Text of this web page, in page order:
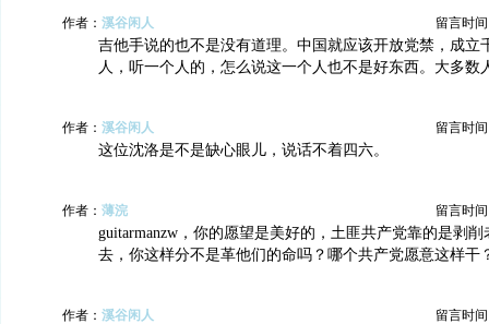
作者： 溪谷闲人 留言时间
吉他手说的也不是没有道理。中国就应该开放党禁，成立
人，听一个人的，怎么说这一个人也不是好东西。大多数
作者： 溪谷闲人 留言时间
这位沈洛是不是缺心眼儿，说话不着四六。
作者： 薄浣 留言时间
guitarmanzw，你的愿望是美好的，土匪共产党靠的是剥
去，你这样分不是革他们的命吗？哪个共产党愿意这样干
作者： 溪谷闲人 留言时间